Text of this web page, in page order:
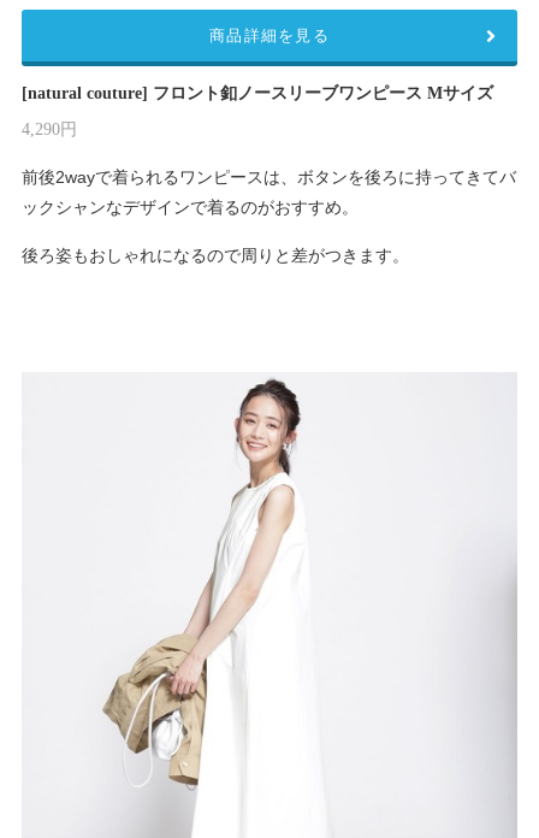
[natural couture] フロント釦ノースリーブワンピース Mサイズ
4,290円
前後2wayで着られるワンピースは、ボタンを後ろに持ってきてバ
ックシャンなデザインで着るのがおすすめ。
後ろ姿もおしゃれになるので周りと差がつきます。
商品詳細を見る